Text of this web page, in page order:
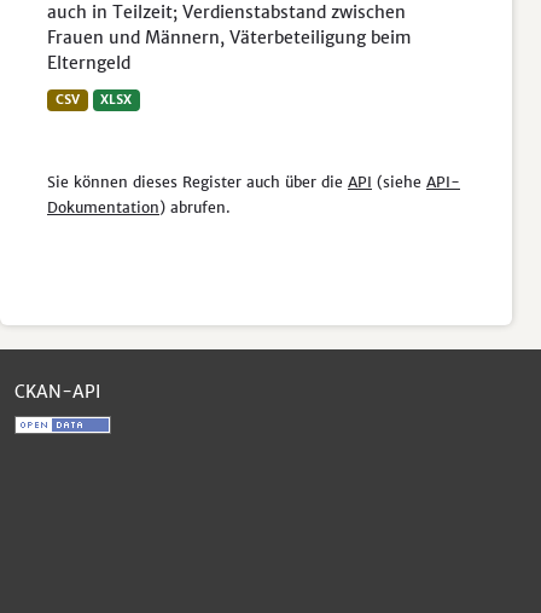
auch in Teilzeit; Verdienstabstand zwischen
Frauen und Männern, Väterbeteiligung beim
Elterngeld
CSV XLSX
Sie können dieses Register auch über die API (siehe API-
Dokumentation) abrufen.
CKAN-API